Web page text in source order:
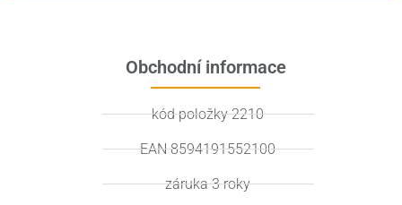
Obchodní informace
kód položky 2210
EAN 8594191552100
záruka 3 roky